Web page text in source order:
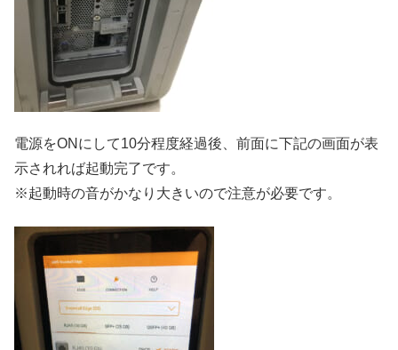
電源をONにして10分程度経過後、前面に下記の画面が表
示されれば起動完了です。
※起動時の音がかなり大きいので注意が必要です。